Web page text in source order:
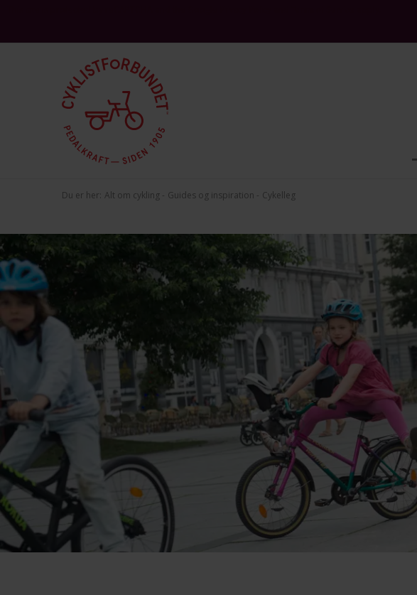
Du er her: Alt om cykling Guides og inspiration Cykelleg